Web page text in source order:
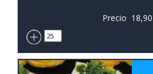
Precio 18,90